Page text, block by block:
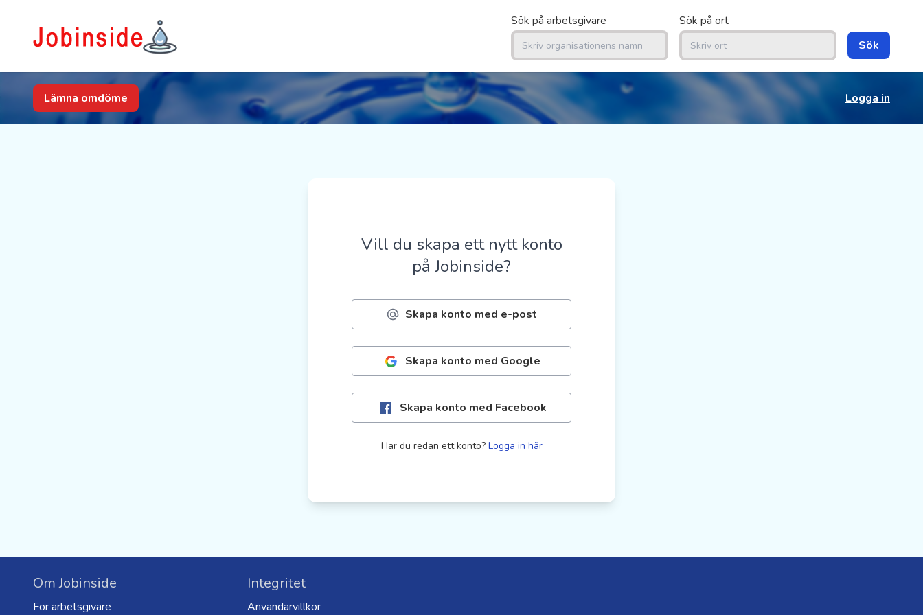
Sök på arbetsgivare
Sök på ort
Sök
Lämna omdöme Logga in
Vill du skapa ett nytt konto
på Jobinside?
Skapa konto med e-post
Skapa konto med Google
Skapa konto med Facebook
Har du redan ett konto? Logga in här
Om Jobinside
För arbetsgivare
Integritet
Användarvillkor